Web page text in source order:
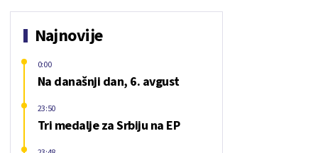
Najnovije
Na današnji dan, 6. avgust
0:00
Tri medalje za Srbiju na EP
23:50